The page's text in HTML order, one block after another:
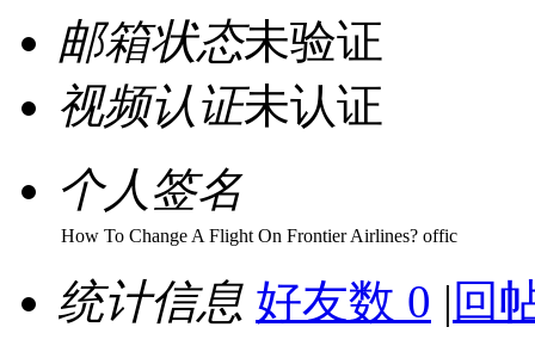
邮箱状态未验证
视频认证未认证
个人签名
How To Change A Flight On Frontier Airlines? offic
统计信息 好友数 0 | 回